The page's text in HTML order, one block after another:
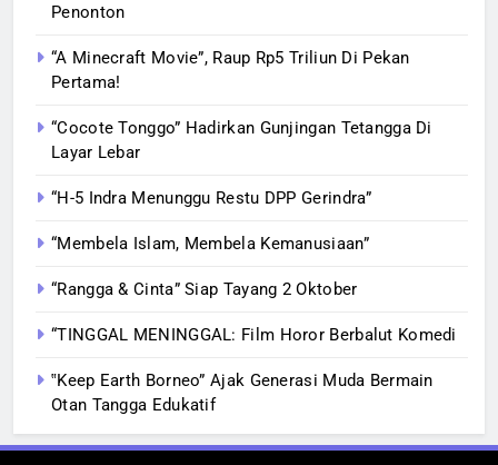
Penonton
“A Minecraft Movie”, Raup Rp5 Triliun Di Pekan
Pertama!
“Cocote Tonggo” Hadirkan Gunjingan Tetangga Di
Layar Lebar
“H-5 Indra Menunggu Restu DPP Gerindra”
“Membela Islam, Membela Kemanusiaan”
“Rangga & Cinta” Siap Tayang 2 Oktober
“TINGGAL MENINGGAL: Film Horor Berbalut Komedi
‟Keep Earth Borneo” Ajak Generasi Muda Bermain
Otan Tangga Edukatif